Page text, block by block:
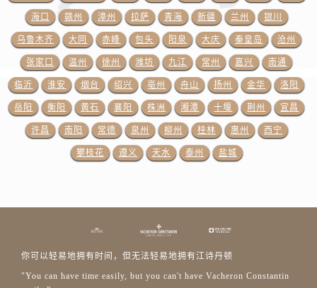
山东省德州市德城区东风中路江诗丹顿售后服务中心（需提前预约）
山东省东营市东营区济南路江诗丹顿售后服务中心（需提前预约）
山东省济南市历下区经十路11111号华润中心写字楼（万象城）15层1508室江诗丹顿售后服务中心（需提前预约）
山东省济宁市任城区太白楼路江诗丹顿售后服务中心（需提前预约）
山东省莱芜市文化南路8号银座商城名表维修一楼名表维修江诗丹顿售后服务中心（需提前预约）
山东省临沂市兰山区解放路江诗丹顿售后服务中心（需提前预约）
山东省日照市东港区烟台路江诗丹顿售后服务中心（需提前预约）
上海市徐汇区虹桥路3号港汇中心2座37层3705室江诗丹顿售后服务中心（需提前预约）
海口 赣州 漳州 拉萨 青海 新疆 兰州 银川
乌鲁木齐 大同 赤峰 包头 阳泉 大庆 秦皇岛 沧州
张家口 温州 徐州 潍坊 九江 常州 嘉兴 南通
临沂 淮安 烟台 绍兴 亳州 舟山 扬州 金华 洛阳
岳阳 衡阳 黄石 襄阳 株洲 湘潭 十堰 荆州 宜昌
许昌 南阳 常德 泉州 柳州 桂林 惠州 西宁
攀枝花 遵义 天水 泰州 盐城
你可以轻易地拥有时间，但无法轻易地拥有江诗丹顿
"You can have time easily, but you can't have Vacheron Constantin